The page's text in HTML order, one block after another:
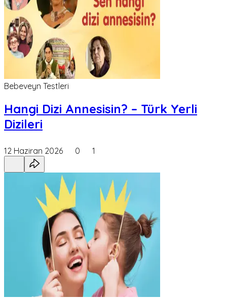
Bebeveyn Testleri
Hangi Dizi Annesisin? – Türk Yerli
Dizileri
12 Haziran 2026 0 1